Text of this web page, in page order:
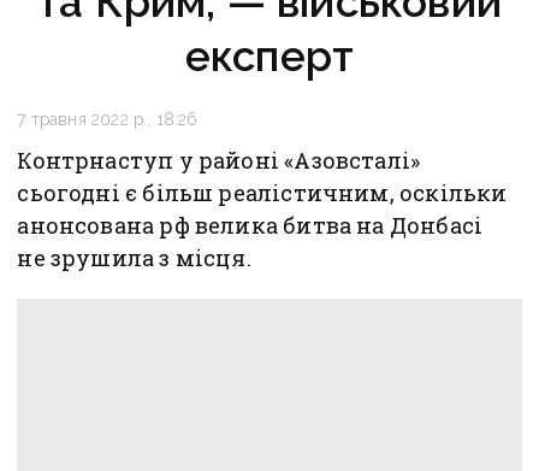
експерт
7 травня 2022 р., 18:26
Контрнаступ у районі «Азовсталі»
сьогодні є більш реалістичним, оскільки
анонсована рф велика битва на Донбасі
не зрушила з місця.